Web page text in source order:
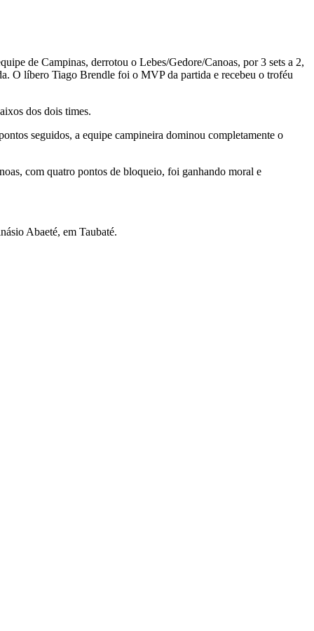
de Campinas, derrotou o Lebes/Gedore/Canoas, por 3 sets a 2,
O líbero Tiago Brendle foi o MVP da partida e recebeu o troféu
dos dois times.
seguidos, a equipe campineira dominou completamente o
com quatro pontos de bloqueio, foi ganhando moral e
Abaeté, em Taubaté.